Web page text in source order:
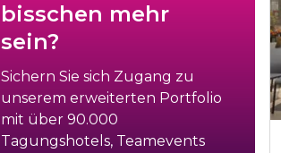
bisschen mehr
sein?
Sichern Sie sich Zugang zu
unserem erweiterten Portfolio
mit über 90.000
Tagungshotels, Teamevents